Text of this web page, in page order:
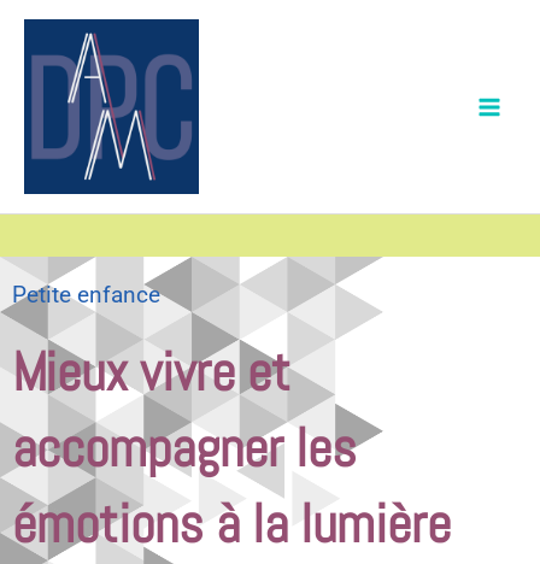
Aller
Petite enfance
Mieux vivre et
accompagner les
émotions à la lumière